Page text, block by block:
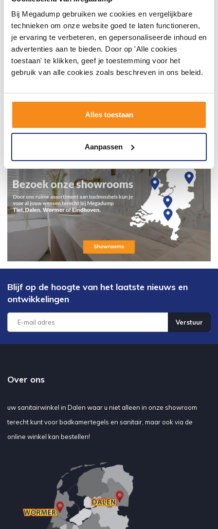
Bij Megadump gebruiken we cookies en vergelijkbare
technieken om onze website goed te laten functioneren,
je ervaring te verbeteren, en gepersonaliseerde inhoud en
advertenties aan te bieden. Door op 'Alle cookies
toestaan' te klikken, geef je toestemming voor het
gebruik van alle cookies zoals beschreven in ons beleid.
Alles toestaan
Aanpassen
Blijf op de hoogte van het laatste nieuws en
ontwikkelingen
Verstuur
Over ons
uw sanitairwinkel in Dalen waar u niet alleen in onze showroom
terecht kunt voor badkamertegels en sanitair, maar ook via de
online winkel kan bestellen!